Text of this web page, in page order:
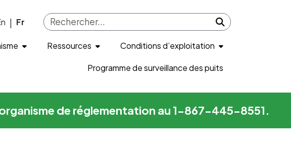
Fr
Submit search
Ressources Conditions d’exploitation
Programme de surveillance des puits
de réglementation au 1-867-445-8551.